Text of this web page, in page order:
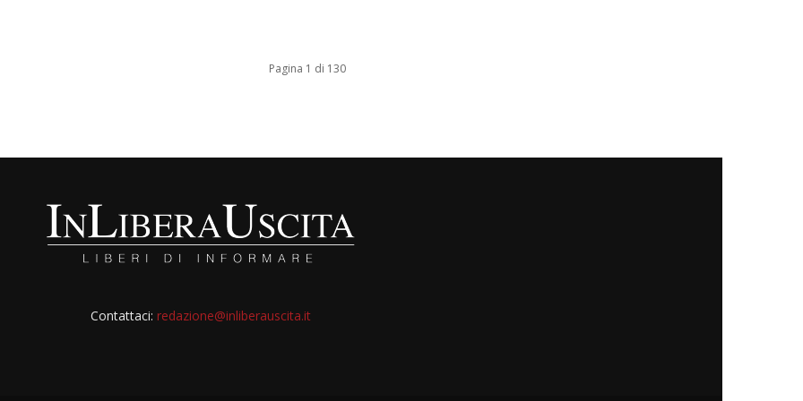
Pagina 1 di 130
Contattaci: redazione@inliberauscita.it